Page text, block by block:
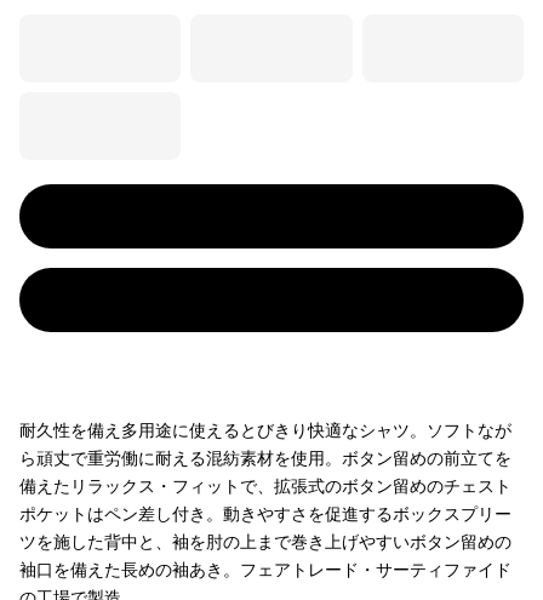
耐久性を備え多用途に使えるとびきり快適なシャツ。ソフトなが
ら頑丈で重労働に耐える混紡素材を使用。ボタン留めの前立てを
備えたリラックス・フィットで、拡張式のボタン留めのチェスト
ポケットはペン差し付き。動きやすさを促進するボックスプリー
ツを施した背中と、袖を肘の上まで巻き上げやすいボタン留めの
袖口を備えた長めの袖あき。フェアトレード・サーティファイド